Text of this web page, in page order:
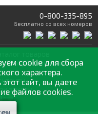
период плодоношения
созревают в течение
рост, высотой
в том, что они
кистей, после
Преимущественно их
8. В уходе они менее
томаты. Обычно им
0-800-335-895
Бесплатно со всех номеров
и рекомендации
заказы
cookie для сбора
характера.
сайт, вы даете
файлов cookies.